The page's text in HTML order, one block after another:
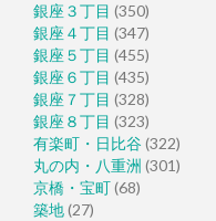
銀座３丁目 (350)
銀座４丁目 (347)
銀座５丁目 (455)
銀座６丁目 (435)
銀座７丁目 (328)
銀座８丁目 (323)
有楽町・日比谷(322)
丸の内・八重洲 (301)
京橋・宝町(68)
築地(27)